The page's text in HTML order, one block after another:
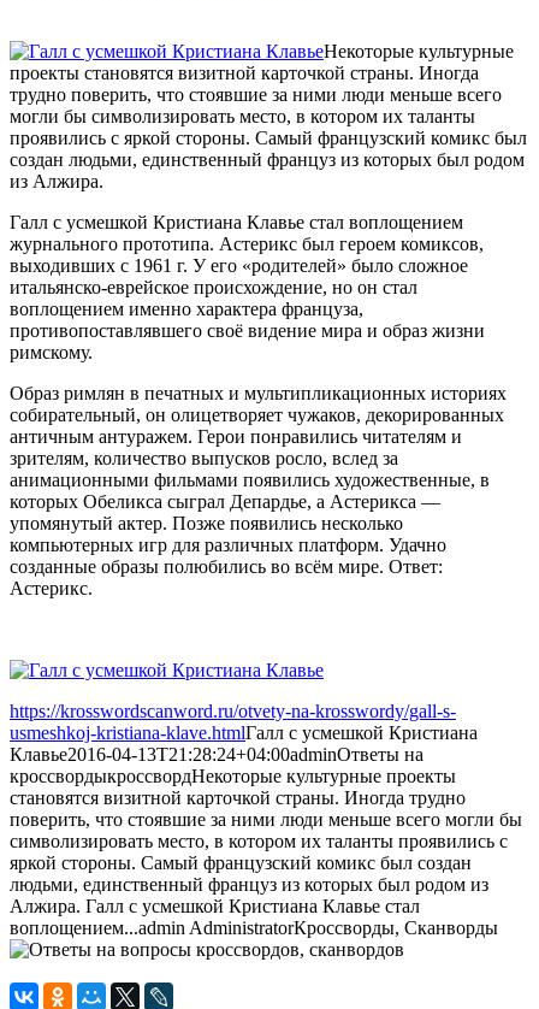
Некоторые культурные
проекты становятся визитной карточкой страны. Иногда
трудно поверить, что стоявшие за ними люди меньше всего
могли бы символизировать место, в котором их таланты
проявились с яркой стороны. Самый французский комикс был
создан людьми, единственный француз из которых был родом
из Алжира.
Галл с усмешкой Кристиана Клавье стал воплощением
журнального прототипа. Астерикс был героем комиксов,
выходивших с 1961 г. У его «родителей» было сложное
итальянско-еврейское происхождение, но он стал
воплощением именно характера француза,
противопоставлявшего своё видение мира и образ жизни
римскому.
Образ римлян в печатных и мультипликационных историях
собирательный, он олицетворяет чужаков, декорированных
античным антуражем. Герои понравились читателям и
зрителям, количество выпусков росло, вслед за
анимационными фильмами появились художественные, в
которых Обеликса сыграл Депардье, а Астерикса —
упомянутый актер. Позже появились несколько
компьютерных игр для различных платформ. Удачно
созданные образы полюбились во всём мире. Ответ:
Астерикс.
https://krosswordscanword.ru/otvety-na-krosswordy/gall-s-
usmeshkoj-kristiana-klave.htmlГалл с усмешкой Кристиана
Клавье2016-04-13T21:28:24+04:00adminОтветы на
кроссвордыкроссвордНекоторые культурные проекты
становятся визитной карточкой страны. Иногда трудно
поверить, что стоявшие за ними люди меньше всего могли бы
символизировать место, в котором их таланты проявились с
яркой стороны. Самый французский комикс был создан
людьми, единственный француз из которых был родом из
Алжира. Галл с усмешкой Кристиана Клавье стал
воплощением...admin AdministratorКроссворды, Сканворды